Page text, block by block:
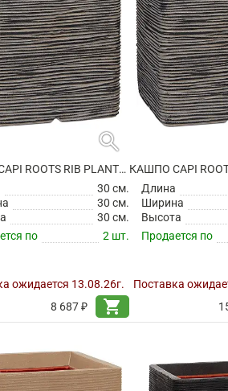
search
КАШПО CAPI ROOTS RIB PLANTER SQUARE ANTHRACITE
30 см.
30 см.
30 см.
по
2 шт.
ожидается 13.08.26г.
8 687 ₽
shopping_cart
Длина
Ширина
Высота
Продается по
Поставка